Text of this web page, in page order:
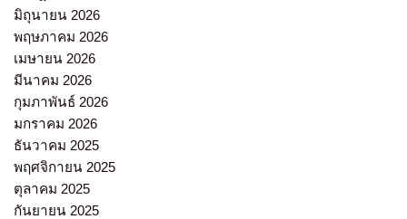
มิถุนายน 2026
พฤษภาคม 2026
เมษายน 2026
มีนาคม 2026
กุมภาพันธ์ 2026
มกราคม 2026
ธันวาคม 2025
พฤศจิกายน 2025
ตุลาคม 2025
กันยายน 2025